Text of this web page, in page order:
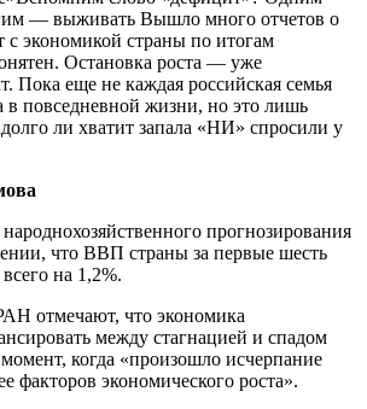
— выживать Вышло много отчетов о
с экономикой страны по итогам
Остановка роста — уже
Пока еще не каждая российская семья
в повседневной жизни, но это лишь
ли хватит запала «НИ» спросили у
прогнозирования
что ВВП страны за первые шесть
на 1,2%.
отмечают, что экономика
между стагнацией и спадом
когда «произошло исчерпание
факторов экономического роста».